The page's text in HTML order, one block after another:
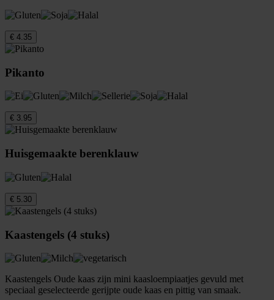
€ 4.35
Pikanto
€ 3.95
Huisgemaakte berenklauw
€ 5.30
Kaastengels (4 stuks)
Kaastengels Oude kaas zijn mini kaasloempiaatjes gevuld met
speciaal geselecteerde gerijpte oude kaas en pittig van smaak.